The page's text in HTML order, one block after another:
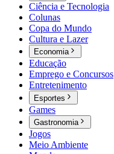
Ciência e Tecnologia
Colunas
Copa do Mundo
Cultura e Lazer
Economia
Educação
Emprego e Concursos
Entretenimento
Esportes
Games
Gastronomia
Jogos
Meio Ambiente